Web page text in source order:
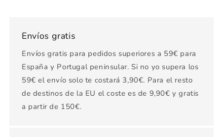
Envíos gratis
Envíos gratis para pedidos superiores a 59€ para
España y Portugal peninsular. Si no yo supera los
59€ el envío solo te costará 3,90€. Para el resto
de destinos de la EU el coste es de 9,90€ y gratis
a partir de 150€.